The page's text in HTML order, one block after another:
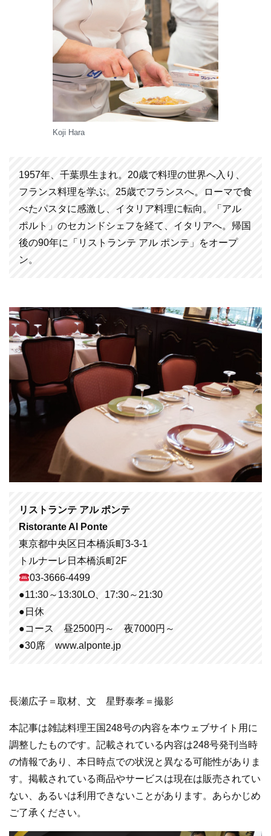
Koji Hara
1957年、千葉県生まれ。20歳で料理の世界へ入り、
フランス料理を学ぶ。25歳でフランスへ。ローマで食
べたパスタに感激し、イタリア料理に転向。「アル
ポルト」のセカンドシェフを経て、イタリアへ。帰国
後の90年に「リストランテ アル ポンテ」をオープ
ン。
リストランテ アル ポンテ
Ristorante Al Ponte
東京都中央区日本橋浜町3-3-1
トルナーレ日本橋浜町2F
03-3666-4499
●11:30～13:30LO、17:30～21:30
●日休
●コース 昼2500円～ 夜7000円～
●30席 www.alponte.jp
長瀬広子＝取材、文 星野泰孝＝撮影
本記事は雑誌料理王国248号の内容を本ウェブサイト用に
調整したものです。記載されている内容は248号発刊当時
の情報であり、本日時点での状況と異なる可能性がありま
す。掲載されている商品やサービスは現在は販売されてい
ない、あるいは利用できないことがあります。あらかじめ
ご了承ください。